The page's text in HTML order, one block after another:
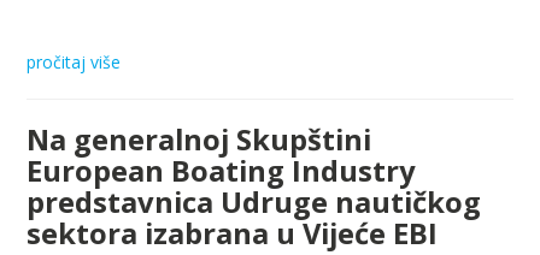
pročitaj više
Na generalnoj Skupštini
European Boating Industry
predstavnica Udruge nautičkog
sektora izabrana u Vijeće EBI